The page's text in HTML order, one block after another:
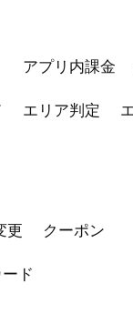
アプリ内課金
エリア判定
更 クーポン
ド